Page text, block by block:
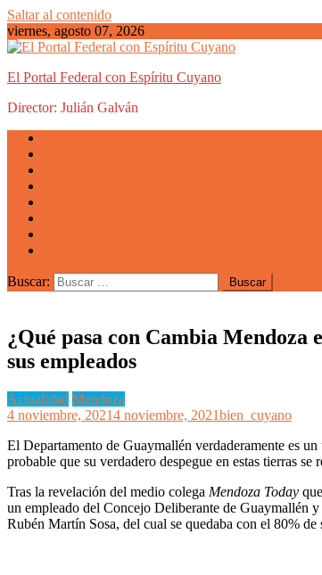
Saltar al contenido
viernes, agosto 07, 2026
El Portal Federal con Espíritu Cuyano
Director: Julián Galván
Buscar:
¿Qué pasa con Cambia
sus empleados
Actualidad Mendoza
4 noviembre, 20214 noviembre, 2021bien_cuyano
El Departamento de Guaymallén verdaderamente es
probable que su verdadero despegue en estas tierras se
Tras la revelación del medio colega Mendoza Today
un empleado del Concejo Deliberante de Guaymallén
Rubén Martín Sosa, del cual se quedaba con el 80%